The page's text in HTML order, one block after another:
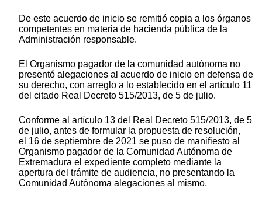
De este acuerdo de inicio se remitió copia a los órganos
competentes en materia de hacienda pública de la
Administración responsable.
El Organismo pagador de la comunidad autónoma no
presentó alegaciones al acuerdo de inicio en defensa de
su derecho, con arreglo a lo establecido en el artículo 11
del citado Real Decreto 515/2013, de 5 de julio.
Conforme al artículo 13 del Real Decreto 515/2013, de 5
de julio, antes de formular la propuesta de resolución,
el 16 de septiembre de 2021 se puso de manifiesto al
Organismo pagador de la Comunidad Autónoma de
Extremadura el expediente completo mediante la
apertura del trámite de audiencia, no presentando la
Comunidad Autónoma alegaciones al mismo.